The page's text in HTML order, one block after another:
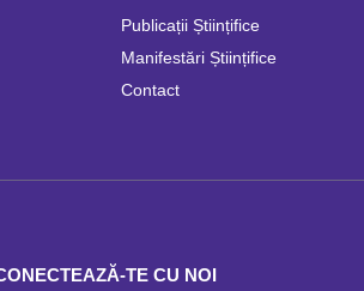
Publicații Științifice
Manifestări Științifice
Contact
TE CU NOI